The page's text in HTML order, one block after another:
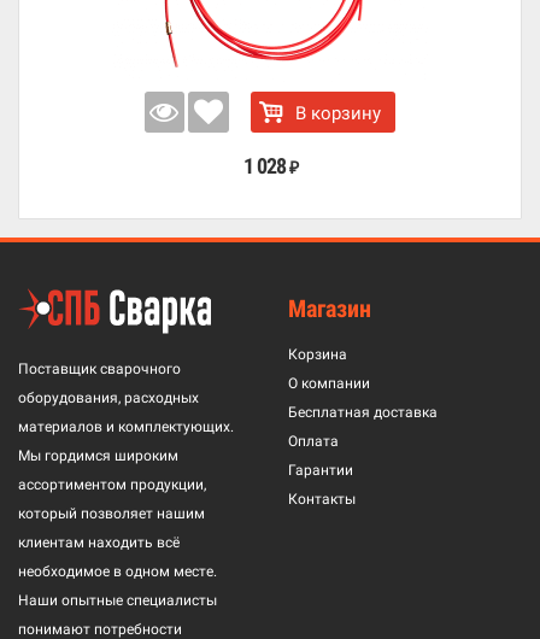
В корзину
1 028 ₽
Поставщик сварочного
оборудования, расходных
материалов и комплектующих.
Мы гордимся широким
ассортиментом продукции,
который позволяет нашим
клиентам находить всё
необходимое в одном месте.
Наши опытные специалисты
понимают потребности
Магазин
Корзина
О компании
Бесплатная доставка
Оплата
Гарантии
Контакты